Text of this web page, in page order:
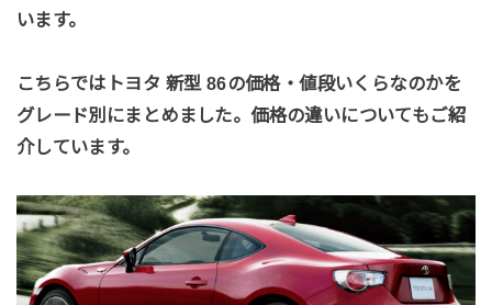
います。
こちらではトヨタ 新型 86の価格・値段いくらなのかを
グレード別にまとめました。価格の違いについてもご紹
介しています。